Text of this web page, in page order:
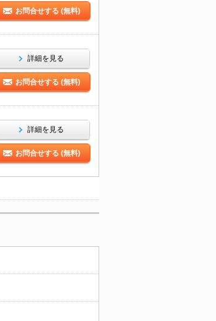
お問合せする (無料)
詳細を見る
お問合せする (無料)
詳細を見る
お問合せする (無料)